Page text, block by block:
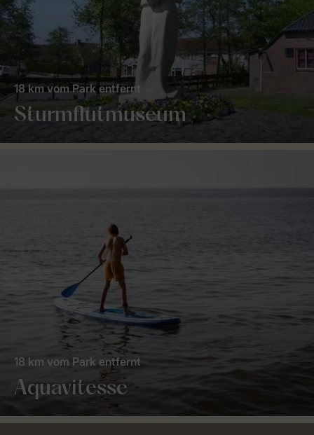
Sturmflutmuseum
18 km vom Park entfernt
Aquavitesse
18 km vom Park entfernt